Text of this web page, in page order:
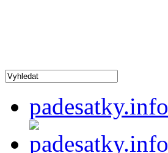
padesatky.info